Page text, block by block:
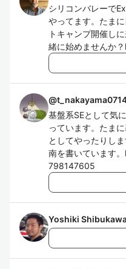
シリコンバレーで
やってます。たま
トキャンプ開催し
緒に始めませんか
@
基盤系SEとして気
っています。たま
としてやったりし
南を書いています
798147605
Yoshiki